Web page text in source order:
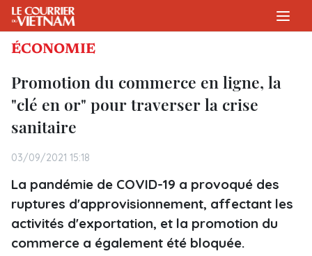
ÉCONOMIE
Promotion du commerce en ligne, la
"clé en or" pour traverser la crise
sanitaire
03/09/2021 15:18
La pandémie de COVID-19 a provoqué des
ruptures d'approvisionnement, affectant les
activités d'exportation, et la promotion du
commerce a également été bloquée.